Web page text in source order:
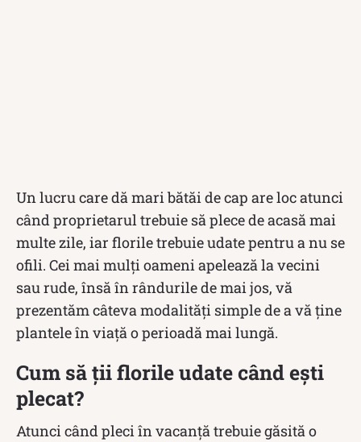
Un lucru care dă mari bătăi de cap are loc atunci
când proprietarul trebuie să plece de acasă mai
multe zile, iar florile trebuie udate pentru a nu se
ofili. Cei mai mulți oameni apelează la vecini
sau rude, însă în rândurile de mai jos, vă
prezentăm câteva modalități simple de a vă ține
plantele în viață o perioadă mai lungă.
Cum să ții florile udate când ești
plecat?
Atunci când pleci în vacanță trebuie găsită o